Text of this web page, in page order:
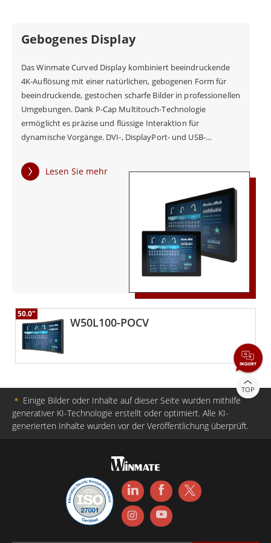
sie wartungsfreundlich konzipiert und dank ihres
modularen Aufbaus können einzelne Komponenten
(Aluminium) von Winmate sind eine zuverlässige und
vielseitige Lösung für jede industrielle oder kommerzielle
Anwendung, die ein hochwertiges Display erfordert. Mit
ihrer robusten Konstruktion, dem kompakten Design und
der Vielzahl an Funktionen und Optionen bieten sie eine
flexible und anpassbare Lösung, die auf die spezifischen
kann. Kontaktieren Sie Winmate noch heute, um mehr
(Aluminium) Ihr Unternehmen verbessern können.
Gebogenes Display
Das Winmate Curved Display kombiniert beeindruckende
4K-Auflösung mit einer natürlichen, gebogenen Form für
beeindruckende, gestochen scharfe Bilder in professionellen
Umgebungen. Dank P-Cap Multitouch-Technologie
ermöglicht es präzise und flüssige Interaktion für
dynamische Vorgänge. DVI-, DisplayPort- und USB-
während die VESA-Montageunterstützung eine flexible
Installation für Industrie-, Simulations- und
Lesen Sie mehr
W50L100-POCV
50.0"
TOP
＊ Einige Bilder oder Inhalte auf dieser Seite wurden mithilfe
generativer KI-Technologie erstellt oder optimiert. Alle KI-
generierten Inhalte wurden vor der Veröffentlichung überprüft.